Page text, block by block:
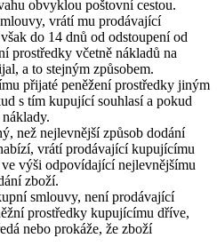
obvyklou poštovní cestou.
vrátí mu prodávající
do 14 dnů od odstoupení od
prostředky včetně nákladů na
a to stejným způsobem.
přijaté peněžení prostředky jiným
s tím kupující souhlasí a pokud
než nejlevnější způsob dodání
vrátí prodávající kupujícímu
výši odpovídající nejlevnějšímu
zboží.
smlouvy, není prodávající
prostředky kupujícímu dříve,
nebo prokáže, že zboží